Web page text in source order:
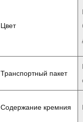
Цвет
Транспортный пакет
Содержание кремния